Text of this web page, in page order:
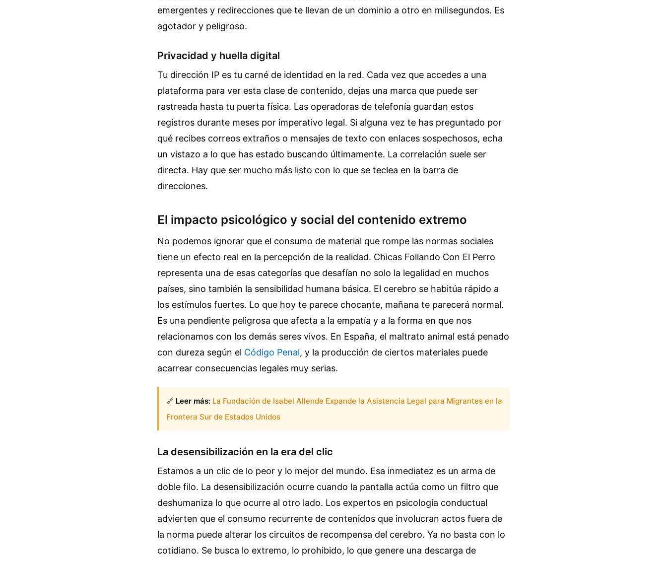
emergentes y redirecciones que te llevan de un dominio a otro en milisegundos. Es
agotador y peligroso.
Privacidad y huella digital
Tu dirección IP es tu carné de identidad en la red. Cada vez que accedes a una
plataforma para ver esta clase de contenido, dejas una marca que puede ser
rastreada hasta tu puerta física. Las operadoras de telefonía guardan estos
registros durante meses por imperativo legal. Si alguna vez te has preguntado por
qué recibes correos extraños o mensajes de texto con enlaces sospechosos, echa
un vistazo a lo que has estado buscando últimamente. La correlación suele ser
directa. Hay que ser mucho más listo con lo que se teclea en la barra de
direcciones.
El impacto psicológico y social del contenido extremo
No podemos ignorar que el consumo de material que rompe las normas sociales
tiene un efecto real en la percepción de la realidad. Chicas Follando Con El Perro
representa una de esas categorías que desafían no solo la legalidad en muchos
países, sino también la sensibilidad humana básica. El cerebro se habitúa rápido a
los estímulos fuertes. Lo que hoy te parece chocante, mañana te parecerá normal.
Es una pendiente peligrosa que afecta a la empatía y a la forma en que nos
relacionamos con los demás seres vivos. En España, el maltrato animal está penado
con dureza según el Código Penal, y la producción de ciertos materiales puede
acarrear consecuencias legales muy serias.
🔗 Leer más: La Fundación de Isabel Allende Expande la Asistencia Legal para Migrantes en la
Frontera Sur de Estados Unidos
La desensibilización en la era del clic
Estamos a un clic de lo peor y lo mejor del mundo. Esa inmediatez es un arma de
doble filo. La desensibilización ocurre cuando la pantalla actúa como un filtro que
deshumaniza lo que ocurre al otro lado. Los expertos en psicología conductual
advierten que el consumo recurrente de contenidos que involucran actos fuera de
la norma puede alterar los circuitos de recompensa del cerebro. Ya no basta con lo
cotidiano. Se busca lo extremo, lo prohibido, lo que genere una descarga de